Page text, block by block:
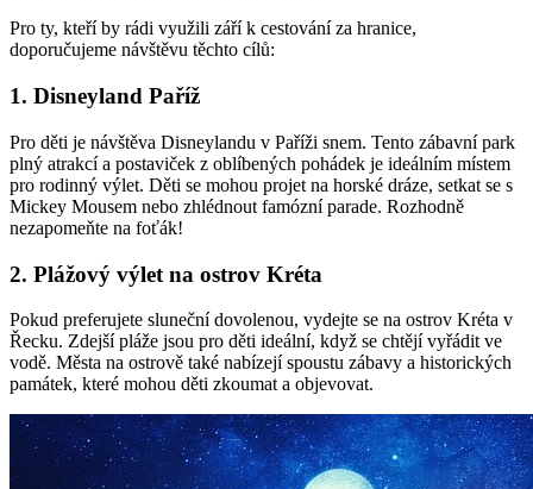
Pro ty, kteří by rádi využili září k ⁤cestování za hranice,
‌doporučujeme návštěvu těchto cílů:
1. Disneyland ⁤Paříž
Pro​ děti je návštěva Disneylandu v Paříži snem. Tento zábavní park
plný atrakcí a postaviček z oblíbených pohádek je⁤ ideálním místem
pro ⁢rodinný výlet. Děti se mohou projet na horské dráze, setkat se s
Mickey Mousem nebo zhlédnout famózní ⁣parade. Rozhodně
nezapomeňte ⁤na foťák!
2. Plážový výlet na ostrov ‍Kréta
Pokud preferujete ​sluneční dovolenou, vydejte⁤ se na ostrov Kréta v
Řecku. Zdejší pláže jsou ‌pro děti ideální,‌ když se chtějí vyřádit ve
vodě. Města na ostrově také nabízejí ​spoustu zábavy a historických
⁢památek, které⁣ mohou děti zkoumat a objevovat.